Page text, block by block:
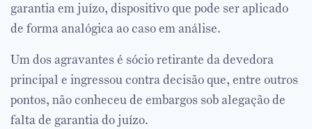
garantia em juízo, dispositivo que pode ser aplicado
de forma analógica ao caso em análise.
Um dos agravantes é sócio retirante da devedora
principal e ingressou contra decisão que, entre outros
pontos, não conheceu de embargos sob alegação de
falta de garantia do juízo.